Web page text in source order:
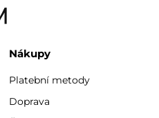
Nákupy
Platební metody
Doprava